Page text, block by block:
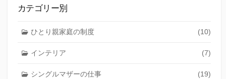
カテゴリー別
ひとり親家庭の制度 (10)
インテリア (7)
シングルマザーの仕事 (19)